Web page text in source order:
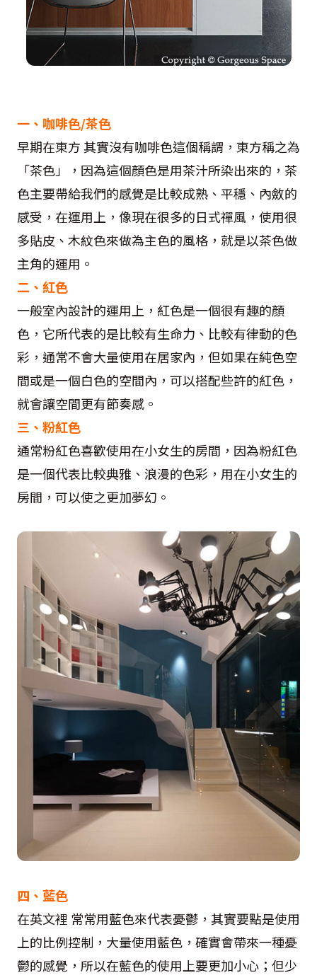
一、咖啡色/茶色
早期在東方 其實沒有咖啡色這個稱謂，東方稱之為
「茶色」，因為這個顏色是用茶汁所染出來的，茶
色主要帶給我們的感覺是比較成熟、平穩、內斂的
感受，在運用上，像現在很多的日式禪風，使用很
多貼皮、木紋色來做為主色的風格，就是以茶色做
主角的運用。
二、紅色
一般室內設計的運用上，紅色是一個很有趣的顏
色，它所代表的是比較有生命力、比較有律動的色
彩，通常不會大量使用在居家內，但如果在純色空
間或是一個白色的空間內，可以搭配些許的紅色，
就會讓空間更有節奏感。
三、粉紅色
通常粉紅色喜歡使用在小女生的房間，因為粉紅色
是一個代表比較典雅、浪漫的色彩，用在小女生的
房間，可以使之更加夢幻。
四、藍色
在英文裡 常常用藍色來代表憂鬱，其實要點是使用
上的比例控制，大量使用藍色，確實會帶來一種憂
鬱的感覺，所以在藍色的使用上要更加小心；但少